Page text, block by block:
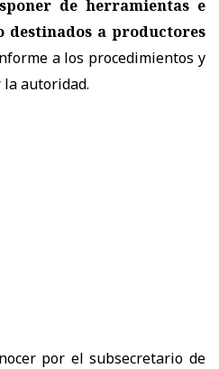
de herramientas e
destinados a productores
a los procedimientos y
autoridad.
por el subsecretario de